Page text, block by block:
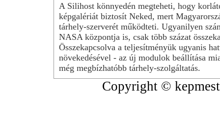
A Silihost könnyedén megteheti, hogy
képgalériát biztosít Neked, mert
tárhely-szerverét működteti. Ugyanilyen
NASA központja is, csak több százat
Összekapcsolva a teljesítményük ugyanis
növekedésével - az új modulok beállítása
még megbízhatóbb tárhely-szolgáltatás.
Copyright ©